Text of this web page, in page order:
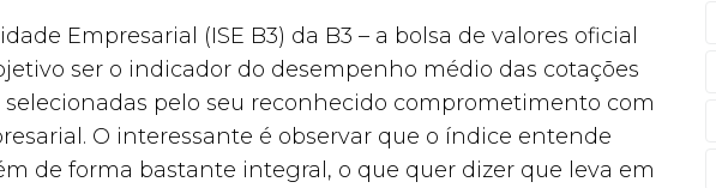
Empresarial (ISE B3) da B3 – a bolsa de valores oficial
ser o indicador do desempenho médio das cotações
selecionadas pelo seu reconhecido comprometimento com
O interessante é observar que o índice entende
de forma bastante integral, o que quer dizer que leva em